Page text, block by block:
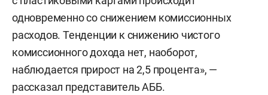
одновременно со снижением комиссионных
расходов. Тенденции к снижению чистого
комиссионного дохода нет, наоборот,
наблюдается прирост на 2,5 процента», —
рассказал представитель АББ.